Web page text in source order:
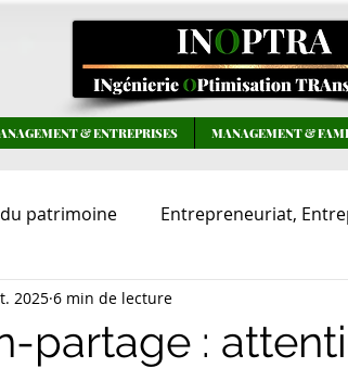
& ENTREPRISES MANAGEMENT &
patrimoine Entrepreneuriat,
Famille, Patrimoine
partage :
2025 6 min de lecture